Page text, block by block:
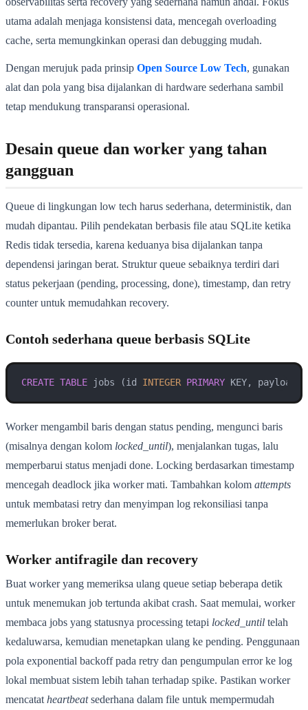
utama adalah menjaga konsistensi data, mencegah overloading
cache, serta memungkinkan operasi dan debugging mudah.
Dengan merujuk pada prinsip Open Source Low Tech, gunakan
alat dan pola yang bisa dijalankan di hardware sederhana sambil
tetap mendukung transparansi operasional.
Desain queue dan worker yang tahan
gangguan
Queue di lingkungan low tech harus sederhana, deterministik, dan
mudah dipantau. Pilih pendekatan berbasis file atau SQLite ketika
Redis tidak tersedia, karena keduanya bisa dijalankan tanpa
dependensi jaringan berat. Struktur queue sebaiknya terdiri dari
status pekerjaan (pending, processing, done), timestamp, dan retry
counter untuk memudahkan recovery.
Contoh sederhana queue berbasis SQLite
CREATE TABLE jobs (id INTEGER PRIMARY KEY, payload
Worker mengambil baris dengan status pending, mengunci baris
(misalnya dengan kolom locked_until), menjalankan tugas, lalu
memperbarui status menjadi done. Locking berdasarkan timestamp
mencegah deadlock jika worker mati. Tambahkan kolom attempts
untuk membatasi retry dan menyimpan log rekonsiliasi tanpa
memerlukan broker berat.
Worker antifragile dan recovery
Buat worker yang memeriksa ulang queue setiap beberapa detik
untuk menemukan job tertunda akibat crash. Saat memulai, worker
membaca jobs yang statusnya processing tetapi locked_until telah
kedaluwarsa, kemudian menetapkan ulang ke pending. Penggunaan
pola exponential backoff pada retry dan pengumpulan error ke log
lokal membuat sistem lebih tahan terhadap spike. Pastikan worker
mencatat heartbeatsederhana dalam file untuk mempermudah